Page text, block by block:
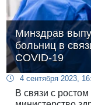
Минздрав
больниц в
COVID-19
4 сентября 2023,
В связи с